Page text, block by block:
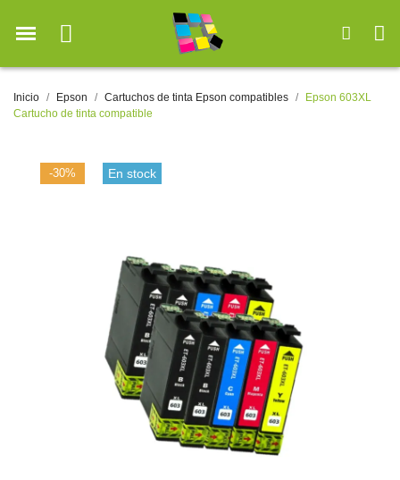
Inicio Epson Cartuchos de tinta Epson compatibles
Epson 603XL
Cartucho de tinta compatible
-30% En stock